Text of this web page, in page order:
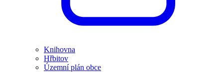
Knihovna
Hřbitov
Územní plán obce